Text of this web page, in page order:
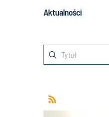
Aktualności